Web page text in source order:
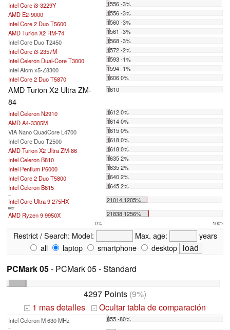
Intel Core i3-3229Y
1556 -3%
AMD E2-9000
1556 -3%
Intel Core 2 Duo T5600
1560 -3%
AMD Turion X2 RM-74
1561 -3%
Intel Core Duo T2450
1568 -3%
Intel Core i3-2357M
1572 -2%
Intel Celeron Dual-Core T3000
1593 -1%
Intel Atom x5-Z8300
1594 -1%
Intel Core 2 Duo T5870
1606 0%
AMD Turion X2 Ultra ZM-
84
1610
Intel Celeron N2910
1612 0%
AMD A4-3305M
1614 0%
VIA Nano QuadCore L4700
1615 0%
Intel Core Duo T2500
1618 0%
AMD Turion X2 Ultra ZM-86
1618 0%
Intel Celeron B810
1635 2%
Intel Pentium P6000
1635 2%
Intel Core 2 Duo T5800
1640 2%
Intel Celeron B815
1645 2%
...
Intel Core Ultra 9 275HX 21014 1205%
max:
AMD Ryzen 9 9950X 21838 1256%
0% 100%
Restrict / Search: Model: Max. age:
years
all
laptop smartphone desktop
PCMark 05- PCMark 05 - Standard
4297 Points (9%)
+ 1 mas detalles - Ocultar tabla de comparación
Intel Celeron M 630 MHz 855 -80%
...